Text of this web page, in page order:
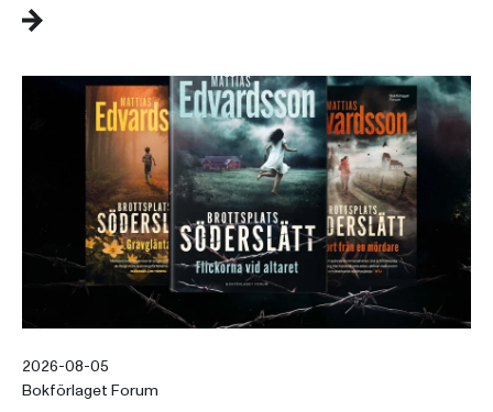
2026-08-05
Bokförlaget Forum